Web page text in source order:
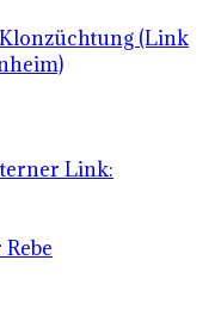
(Link
Link: